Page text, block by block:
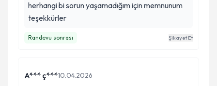
herhangi bi sorun yaşamadığım için memnunum
teşekkürler
Randevu sonrası Şikayet Et
A*** ç***10.04.2026